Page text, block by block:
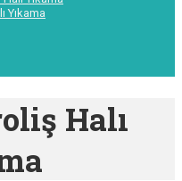
Yıkama
Halı